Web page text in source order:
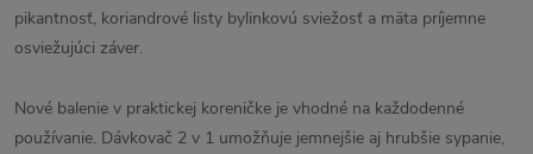
pikantnosť, koriandrové listy bylinkovú sviežosť a mäta príjemne
osviežujúci záver.
Nové balenie v praktickej koreničke je vhodné na každodenné
používanie. Dávkovač 2 v 1 umožňuje jemnejšie aj hrubšie sypanie,